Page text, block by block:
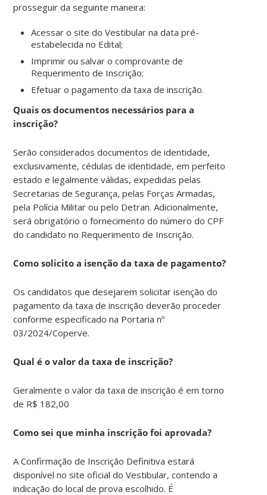
prosseguir da seguinte maneira:
Acessar o site do Vestibular na data pré-
estabelecida no Edital;
Imprimir ou salvar o comprovante de
Requerimento de Inscrição;
Efetuar o pagamento da taxa de inscrição.
Quais os documentos necessários para a
inscrição?
Serão considerados documentos de identidade,
exclusivamente, cédulas de identidade, em perfeito
estado e legalmente válidas, expedidas pelas
Secretarias de Segurança, pelas Forças Armadas,
pela Polícia Militar ou pelo Detran. Adicionalmente,
será obrigatório o fornecimento do número do CPF
do candidato no Requerimento de Inscrição.
Como solicito a isenção da taxa de pagamento?
Os candidatos que desejarem solicitar isenção do
pagamento da taxa de inscrição deverão proceder
conforme especificado na Portaria nº
03/2024/Coperve.
Qual é o valor da taxa de inscrição?
Geralmente o valor da taxa de inscrição é em torno
de R$ 182,00
Como sei que minha inscrição foi aprovada?
A Confirmação de Inscrição Definitiva estará
disponível no site oficial do Vestibular, contendo a
indicação do local de prova escolhido. É